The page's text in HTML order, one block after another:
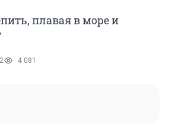
плавая в море и
4 081